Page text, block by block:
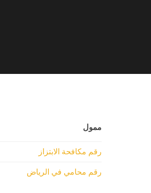
ممول
رقم مكافحة الابتزاز
رقم محامي في الرياض